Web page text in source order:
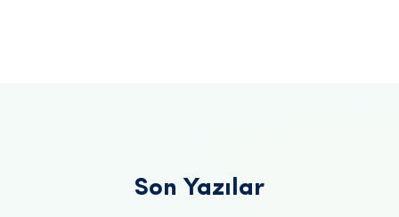
Son Yazılar